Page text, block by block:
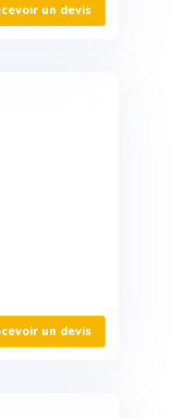
un devis
un devis